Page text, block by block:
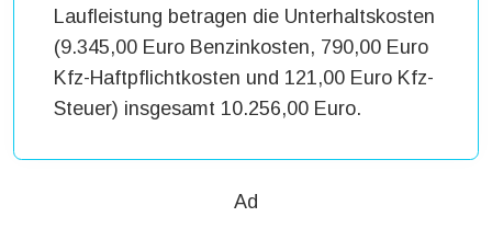
Laufleistung betragen die Unterhaltskosten
(9.345,00 Euro Benzinkosten, 790,00 Euro
Kfz-Haftpflichtkosten und 121,00 Euro Kfz-
Steuer) insgesamt 10.256,00 Euro.
Ad